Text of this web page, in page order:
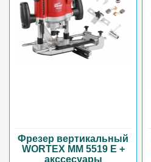
Фрезер вертикальный
WORTEX ММ 5519 Е +
акссесуары